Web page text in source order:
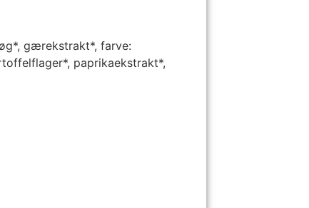
gærekstrakt*, farve:
paprikaekstrakt*,